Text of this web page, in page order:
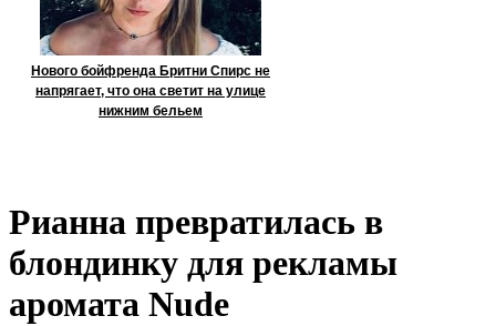
Нового бойфренда Бритни Спирс не
напрягает, что она светит на улице
нижним бельем
Рианна превратилась в
блондинку для рекламы
аромата Nude